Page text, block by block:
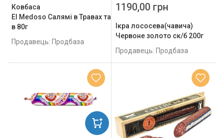
Ковбаса
El Medoso Салямі в Травах та Зелені с/
в 80г
Продавець: Продбаза
Ікра лососева(чавича)
Червоне золото ск/б 200г
Продавець: Продбаза
1190,00 грн